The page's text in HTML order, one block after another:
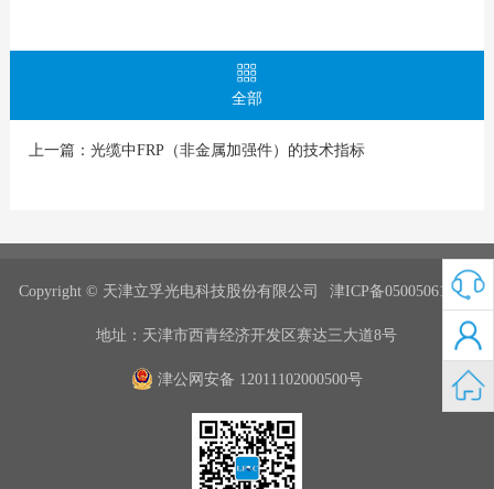
全部
上一篇：光缆中FRP（非金属加强件）的技术指标
Copyright © 天津立孚光电科技股份有限公司 津ICP备05005061号-1
地址：天津市西青经济开发区赛达三大道8号
津公网安备 12011102000500号